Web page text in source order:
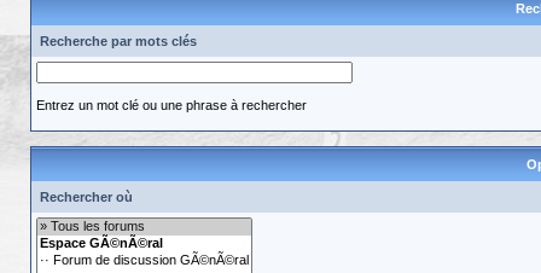
Recherche par mots clés
Entrez un mot clé ou une phrase à rechercher
Rechercher où